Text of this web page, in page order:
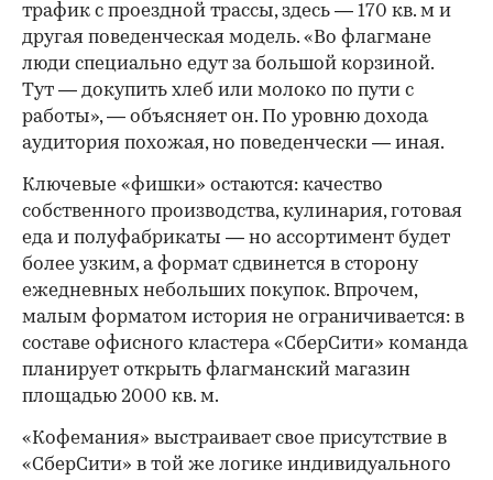
трафик с проездной трассы, здесь — 170 кв. м и
другая поведенческая модель. «Во флагмане
люди специально едут за большой корзиной.
Тут — докупить хлеб или молоко по пути с
работы», — объясняет он. По уровню дохода
аудитория похожая, но поведенчески — иная.
Ключевые «фишки» остаются: качество
собственного производства, кулинария, готовая
еда и полуфабрикаты — но ассортимент будет
более узким, а формат сдвинется в сторону
ежедневных небольших покупок. Впрочем,
малым форматом история не ограничивается: в
составе офисного кластера «СберСити» команда
планирует открыть флагманский магазин
площадью 2000 кв. м.
«Кофемания» выстраивает свое присутствие в
«СберСити» в той же логике индивидуального